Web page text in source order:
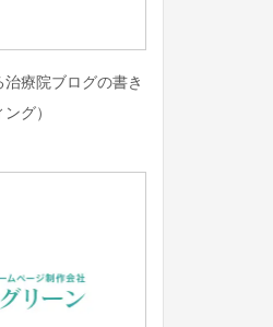
治療院ブログの書き
グ）